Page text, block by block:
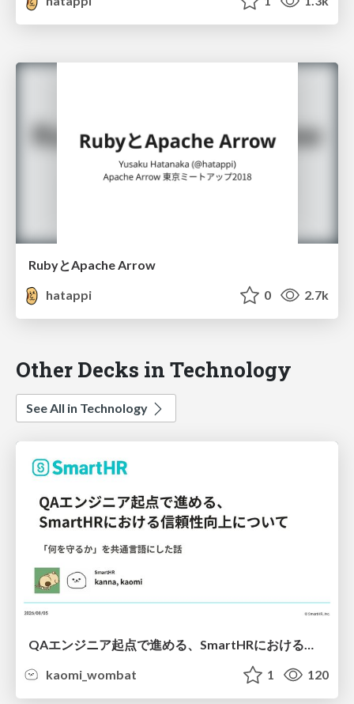
RubyとApache Arrow
hatappi
0 2.7k
Other Decks in Technology
See All in Technology
kaomi_wombat
1 120